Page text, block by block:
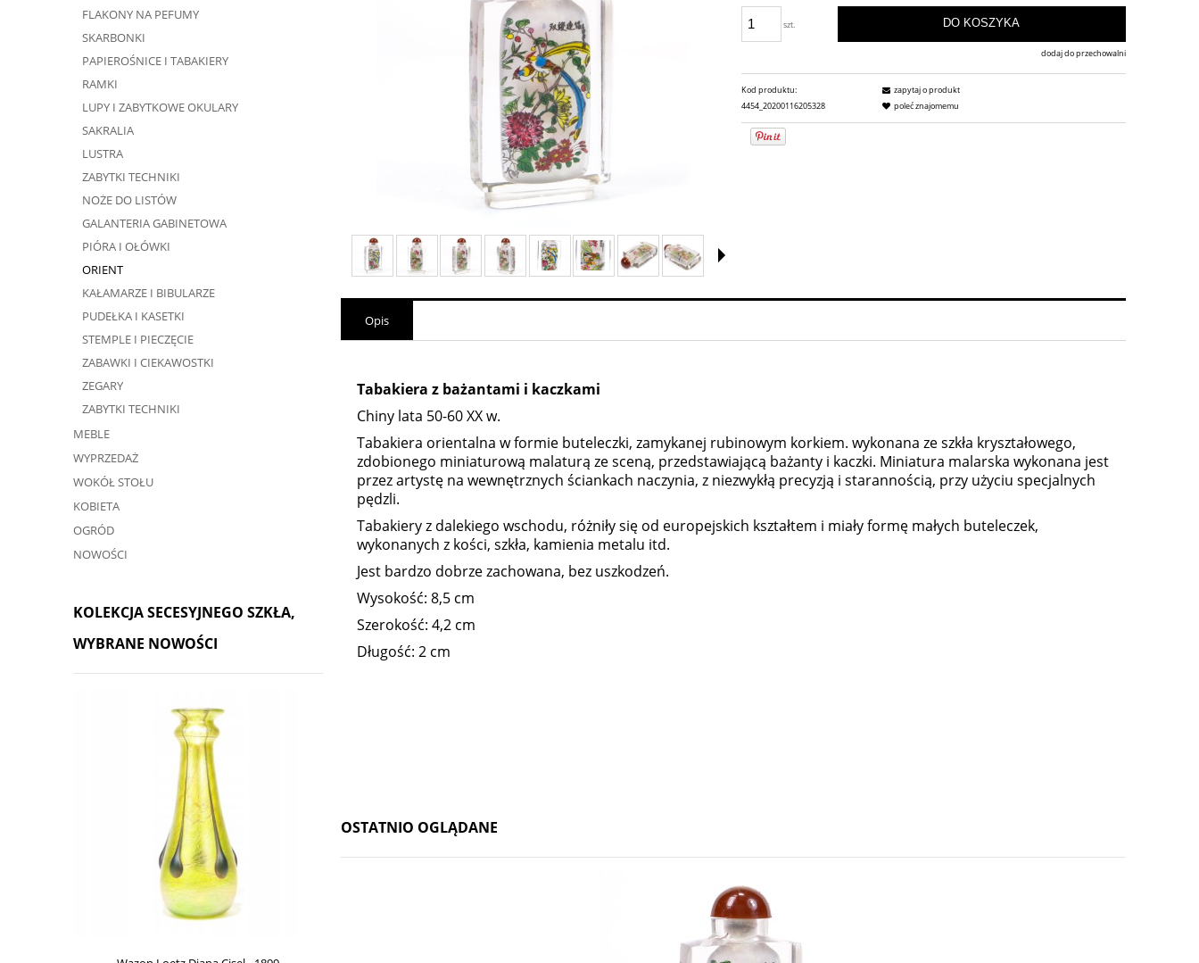
FLAKONY NA PEFUMY
SKARBONKI
PAPIEROŚNICE I TABAKIERY
RAMKI
LUPY I ZABYTKOWE OKULARY
SAKRALIA
LUSTRA
ZABYTKI TECHNIKI
NOŻE DO LISTÓW
GALANTERIA GABINETOWA
PIÓRA I OŁÓWKI
ORIENT
KAŁAMARZE I BIBULARZE
PUDEŁKA I KASETKI
STEMPLE I PIECZĘCIE
ZABAWKI I CIEKAWOSTKI
ZEGARY
ZABYTKI TECHNIKI
MEBLE
WYPRZEDAŻ
WOKÓŁ STOŁU
KOBIETA
OGRÓD
NOWOŚCI
KOLEKCJA SECESYJNEGO SZKŁA,
WYBRANE NOWOŚCI
szt. DO KOSZYKA
dodaj do przechowalni
Kod produktu:
4454_20200116205328
zapytaj o produkt
poleć znajomemu
Opis
Tabakiera z bażantami i kaczkami
Chiny lata 50-60 XX w.
Tabakiera orientalna w formie buteleczki, zamykanej rubinowym korkiem. wykonana ze szkła kryształowego,
zdobionego miniaturową malaturą ze sceną, przedstawiającą bażanty i kaczki. Miniatura malarska wykonana jest
przez artystę na wewnętrznych ściankach naczynia, z niezwykłą precyzją i starannością, przy użyciu specjalnych
pędzli.
Tabakiery z dalekiego wschodu, różniły się od europejskich kształtem i miały formę małych buteleczek,
wykonanych z kości, szkła, kamienia metalu itd.
Jest bardzo dobrze zachowana, bez uszkodzeń.
Wysokość: 8,5 cm
Szerokość: 4,2 cm
Długość: 2 cm
OSTATNIO OGLĄDANE